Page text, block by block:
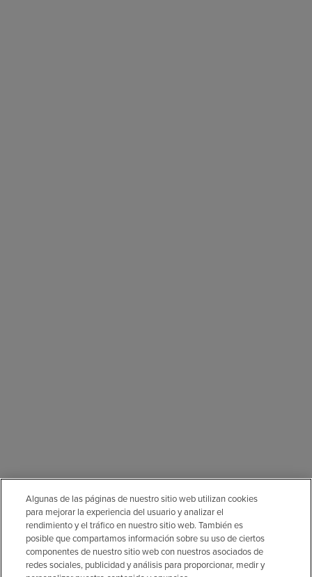
Algunas de las páginas de nuestro sitio web utilizan cookies
para mejorar la experiencia del usuario y analizar el
rendimiento y el tráfico en nuestro sitio web. También es
posible que compartamos información sobre su uso de ciertos
componentes de nuestro sitio web con nuestros asociados de
redes sociales, publicidad y análisis para proporcionar, medir y